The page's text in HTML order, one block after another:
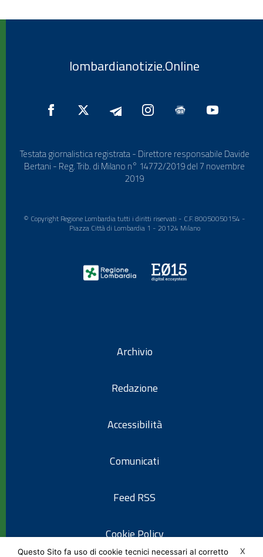
lombardianotizie.Online
Testata giornalistica registrata - Direttore responsabile Davide
Bertani - Reg. Trib. di Milano n° 14772/2019 del 7 novembre
2019
© Copyright Regione Lombardia tutti i diritti riservati - C.F. 80050050154 -
Piazza Città di Lombardia 1 - 20124 Milano
Archivio
Redazione
Accessibilità
Comunicati
Feed RSS
Cookie Policy
X
Questo Sito fa uso di cookie tecnici necessari al corretto